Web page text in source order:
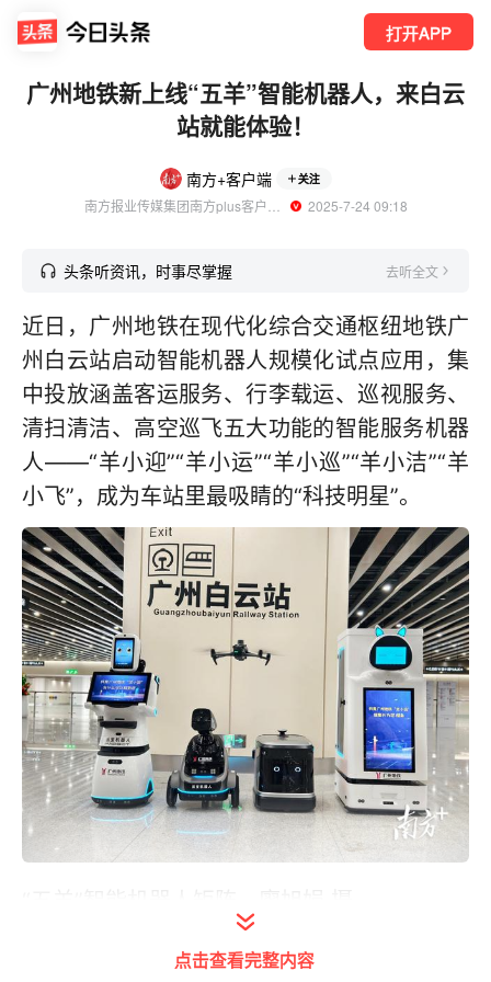
打开APP
广州地铁新上线“五羊”智能机器人，来白云
站就能体验！
南方+客户端 关注
  2025-7-24 09:18
头条听资讯，时事尽掌握 去听全文
近日，广州地铁在现代化综合交通枢纽地铁广
州白云站启动智能机器人规模化试点应用，集
中投放涵盖客运服务、行李载运、巡视服务、
清扫清洁、高空巡飞五大功能的智能服务机器
人——“羊小迎”“羊小运”“羊小巡”“羊小洁”“羊
小飞”，成为车站里最吸睛的“科技明星”。
科技“五羊”各显身手，构建全场景服务体系
点击查看完整内容